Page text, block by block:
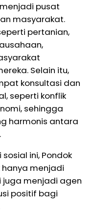
pusat
masyarakat.
pertanian,
Selain itu,
konsultasi dan
seperti konflik
sehingga
harmonis antara
ini, Pondok
hanya menjadi
menjadi agen
positif bagi